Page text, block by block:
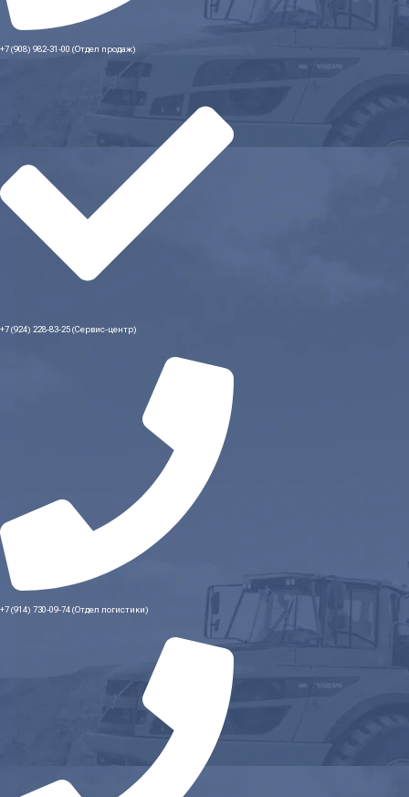
+7 (908) 982-31-00 (Отдел продаж)
+7 (924) 228-83-25 (Сервис-центр)
+7 (914) 730-09-74 (Отдел логистики)